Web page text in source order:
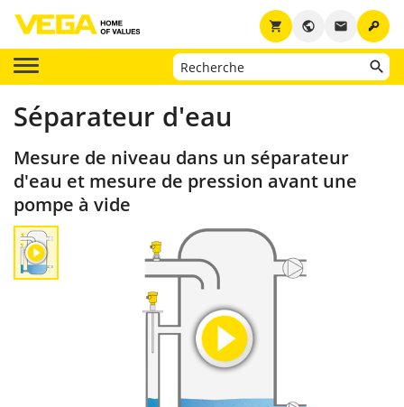
key
email
public
shopping_cart
Séparateur d'eau
Mesure de niveau dans un séparateur
d'eau et mesure de pression avant une
pompe à vide